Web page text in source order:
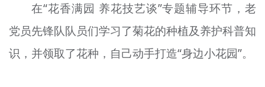
在“花香满园 养花技艺谈”专题辅导环节，老
党员先锋队队员们学习了菊花的种植及养护科普知
识，并领取了花种，自己动手打造“身边小花园”。